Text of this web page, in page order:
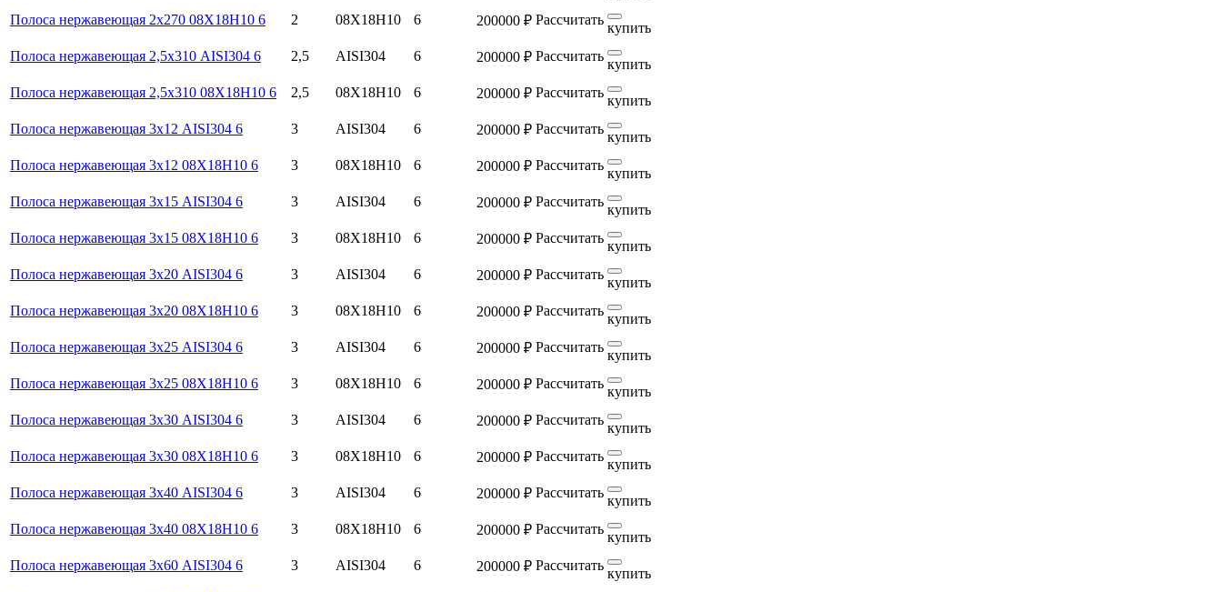
Полоса нержавеющая 2х270 08Х18Н10 6
2 08Х18Н10 6 200000 ₽ Рассчитать
купить
Полоса нержавеющая 2,5х310 AISI304 6
2,5 AISI304 6 200000 ₽ Рассчитать
купить
Полоса нержавеющая 2,5х310 08Х18Н10 6
2,5 08Х18Н10 6 200000 ₽ Рассчитать
купить
Полоса нержавеющая 3х12 AISI304 6
3 AISI304 6 200000 ₽ Рассчитать
купить
Полоса нержавеющая 3х12 08Х18Н10 6
3 08Х18Н10 6 200000 ₽ Рассчитать
купить
Полоса нержавеющая 3х15 AISI304 6
3 AISI304 6 200000 ₽ Рассчитать
купить
Полоса нержавеющая 3х15 08Х18Н10 6
3 08Х18Н10 6 200000 ₽ Рассчитать
купить
Полоса нержавеющая 3х20 AISI304 6
3 AISI304 6 200000 ₽ Рассчитать
купить
Полоса нержавеющая 3х20 08Х18Н10 6
3 08Х18Н10 6 200000 ₽ Рассчитать
купить
Полоса нержавеющая 3х25 AISI304 6
3 AISI304 6 200000 ₽ Рассчитать
купить
Полоса нержавеющая 3х25 08Х18Н10 6
3 08Х18Н10 6 200000 ₽ Рассчитать
купить
Полоса нержавеющая 3х30 AISI304 6
3 AISI304 6 200000 ₽ Рассчитать
купить
Полоса нержавеющая 3х30 08Х18Н10 6
3 08Х18Н10 6 200000 ₽ Рассчитать
купить
Полоса нержавеющая 3х40 AISI304 6
3 AISI304 6 200000 ₽ Рассчитать
купить
Полоса нержавеющая 3х40 08Х18Н10 6
3 08Х18Н10 6 200000 ₽ Рассчитать
купить
Полоса нержавеющая 3х60 AISI304 6
3 AISI304 6 200000 ₽ Рассчитать
купить